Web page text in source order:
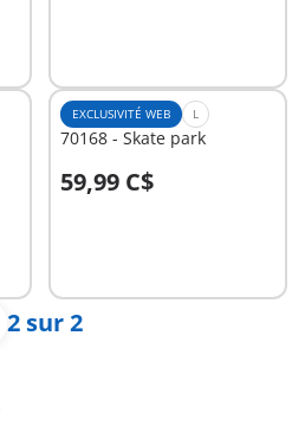
EXCLUSIVITÉ WEB L
70168 - Skate park
59,99 C$
Au panier
2 sur 2